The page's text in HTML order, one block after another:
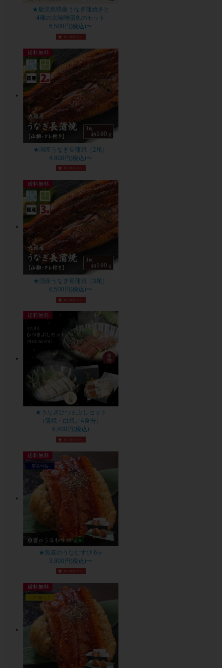
★鹿児島県産うなぎ蒲焼きと
4種の京味噌漬魚のセット
6,500円(税込)〜
★国産うなぎ長蒲焼（2尾）
4,800円(税込)〜
★国産うなぎ長蒲焼（3尾）
6,500円(税込)〜
★うなぎひつまぶしセット
（蒲焼・白焼／4食分）
6,400円(税込)
★魚喜のうなむすび 6ヶ
3,900円(税込)〜